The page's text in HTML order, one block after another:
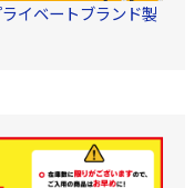
イベートブランド製